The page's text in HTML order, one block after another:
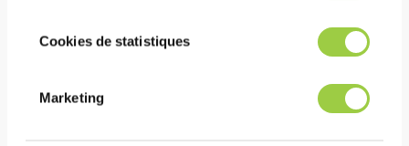
Cookies de statistiques
Marketing